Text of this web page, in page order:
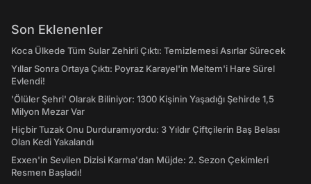
Son Eklenenler
Koca Ülkede Tüm Sular Zehirli Çıktı: Temizlemesi Asırlar Sürecek
Yıllar Sonra Ortaya Çıktı: Poyraz Karayel'in Meltem'i Hare Sürel
Evlendi!
'Ölüler Şehri' Olarak Biliniyor: 1300 Kişinin Yaşadığı Şehirde 1,5
Milyon Mezar Var
Hiçbir Tuzak Onu Durduramıyordu: 3 Yıldır Çiftçilerin Baş Belası
Olan Kedi Yakalandı
Exxen'in Sevilen Dizisi Karma'dan Müjde: 2. Sezon Çekimleri
Resmen Başladı!